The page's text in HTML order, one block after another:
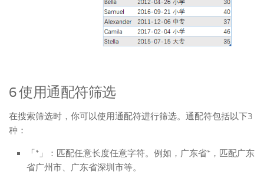
6 使用通配符筛选
在搜索筛选时，你可以使用通配符进行筛选。通配符包括以下3
种：
「*」：匹配任意长度任意字符。例如，广东省*，匹配广东
省广州市、广东省深圳市等。